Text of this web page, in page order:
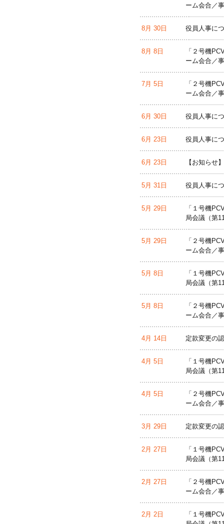
ーム会合／
8月 30日 役員人事に
8月 8日
「２号機
ーム会合／
7月 5日
「２号機
ーム会合／
6月 30日 役員人事に
6月 23日 役員人事に
6月 23日 【お知らせ
5月 31日 役員人事に
5月 29日
「１号機
局会議（第
5月 29日
「２号機
ーム会合／
5月 8日
「１号機
局会議（第
5月 8日
「２号機
ーム会合／
4月 14日 定款変更の
4月 5日
「１号機
局会議（第
4月 5日
「２号機
ーム会合／
3月 29日 定款変更の
2月 27日
「１号機
局会議（第
2月 27日
「２号機
ーム会合／
2月 2日
「１号機